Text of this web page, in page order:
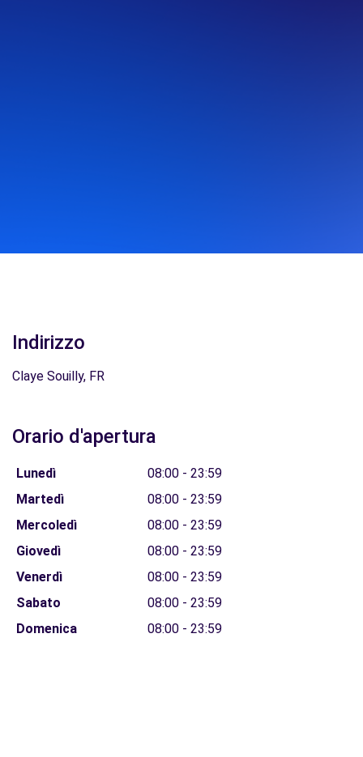
Indirizzo
Claye Souilly, FR
Orario d'apertura
Lunedì
08:00 - 23:59
Martedì
08:00 - 23:59
Mercoledì
08:00 - 23:59
Giovedì
08:00 - 23:59
Venerdì
08:00 - 23:59
Sabato
08:00 - 23:59
Domenica
08:00 - 23:59